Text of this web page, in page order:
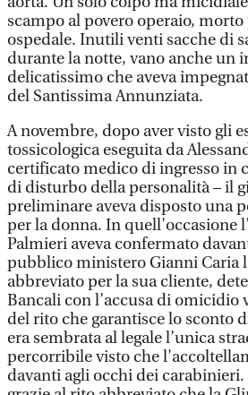
scampo al povero operaio,
ospedale. Inutili venti sacche di
durante la notte, vano anche un
delicatissimo che aveva
del Santissima Annunziata.
A novembre, dopo aver visto gli
tossicologica eseguita da
certificato medico di ingresso in
di disturbo della personalità – il
preliminare aveva disposto una
per la donna. In quell’occasione
Palmieri aveva confermato
pubblico ministero Gianni Caria
abbreviato per la sua cliente,
Bancali con l’accusa di omicidio
del rito che garantisce lo sconto
era sembrata al legale l’unica
percorribile visto che
davanti agli occhi dei